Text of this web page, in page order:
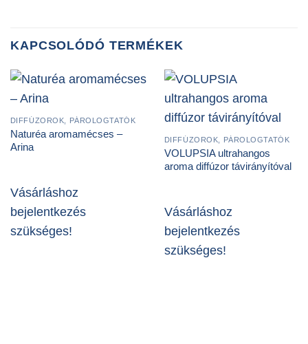
KAPCSOLÓDÓ TERMÉKEK
DIFFÚZOROK, PÁROLOGTATÓK
Naturéa aromamécses –
Arina
Vásárláshoz
bejelentkezés
szükséges!
DIFFÚZOROK, PÁROLOGTATÓK
VOLUPSIA ultrahangos
aroma diffúzor távirányítóval
Vásárláshoz
bejelentkezés
szükséges!